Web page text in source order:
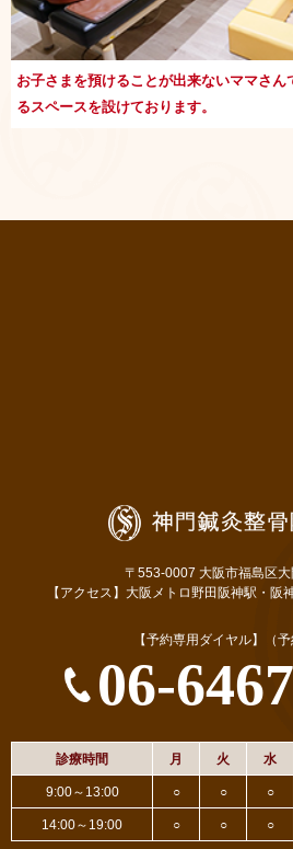
お子さまを預けることが出来ないママさ
るスペースを設けております。
〒553-0007 大阪市福島区
【アクセス】大阪メトロ野田阪神駅・阪
【予約専用ダイヤル】（予
06-
診療時間 月 火 水
9:00～13:00 ○ ○ ○
14:00～19:00 ○ ○ ○